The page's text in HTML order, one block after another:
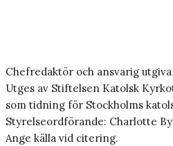
Chefredaktör och ansvarig
Utges av Stiftelsen Katolsk
som tidning för Stockholms
Styrelseordförande: Charlotte
Ange källa vid citering.